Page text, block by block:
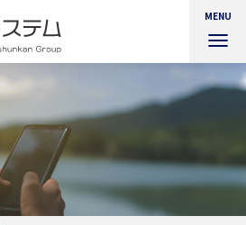
MENU
ゲ
を
切